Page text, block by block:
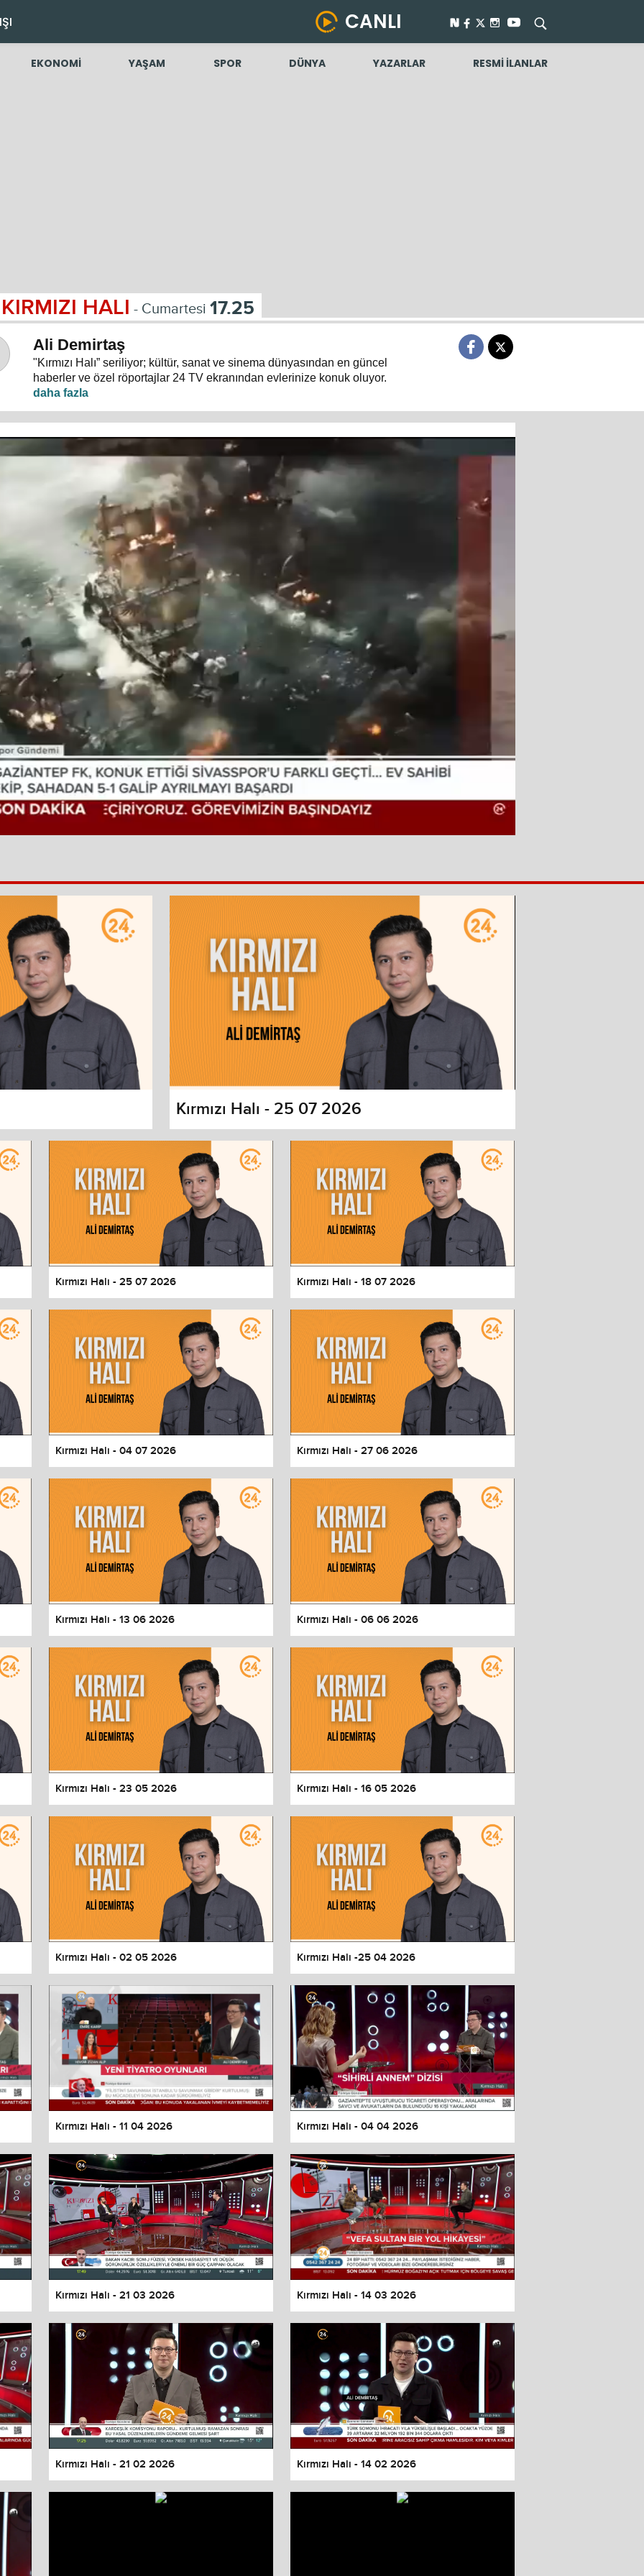
CANLI
EKONOMİ YAŞAM SPOR DÜNYA YAZARLAR RESMİ İLANLAR
KIRMIZI HALI - Cumartesi 17.25
Ali Demirtaş
"Kırmızı Halı” seriliyor; kültür, sanat ve sinema dünyasından en güncel
haberler ve özel röportajlar 24 TV ekranından evlerinize konuk oluyor.
dialog
and close the window.
Done
Kırmızı Halı - 25 07 2026
Kırmızı Halı - 25 07 2026 Kırmızı Halı - 18 07 2026
Kırmızı Halı - 04 07 2026 Kırmızı Halı - 27 06 2026
Kırmızı Halı - 13 06 2026 Kırmızı Halı - 06 06 2026
Kırmızı Halı - 23 05 2026 Kırmızı Halı - 16 05 2026
Kırmızı Halı - 02 05 2026 Kırmızı Halı -25 04 2026
Kırmızı Halı - 11 04 2026 Kırmızı Halı - 04 04 2026
Kırmızı Halı - 21 03 2026 Kırmızı Halı - 14 03 2026
Kırmızı Halı - 21 02 2026 Kırmızı Halı - 14 02 2026